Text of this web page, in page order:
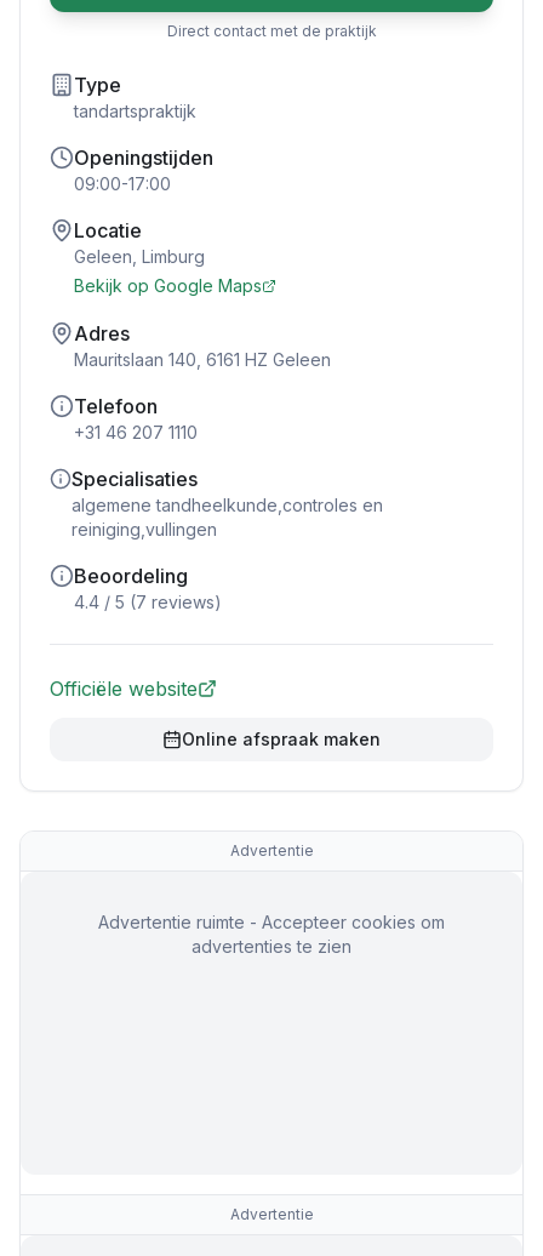
Direct contact met de praktijk
Type
tandartspraktijk
Openingstijden
09:00-17:00
Locatie
Geleen Limburg
Bekijk op Google Maps
Adres
Mauritslaan 140, 6161 HZ Geleen
Telefoon
+31 46 207 1110
Specialisaties
algemene tandheelkunde,controles en
reiniging,vullingen
Beoordeling
4.4 / 5 (7 reviews)
Officiële website
Online afspraak maken
Advertentie
Advertentie ruimte - Accepteer cookies om
advertenties te zien
Advertentie